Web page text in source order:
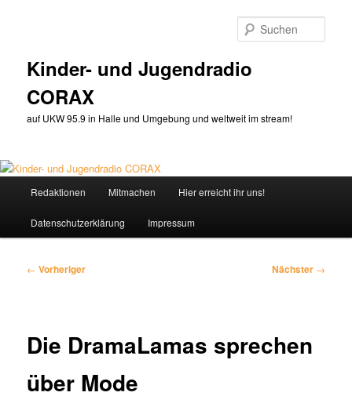
Kinder- und Jugendradio
CORAX
auf UKW 95.9 in Halle und Umgebung und weltweit im stream!
Redaktionen Mitmachen Hier erreicht ihr uns!
Datenschutzerklärung Impressum
Beitragsnavigation
← Vorheriger Nächster →
Die DramaLamas sprechen
über Mode